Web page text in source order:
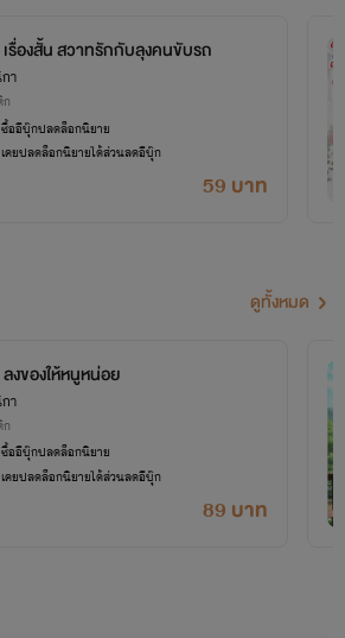
เรื่องสั้น สวาทรักกับลุงคนขับรถ
า
ก
59 บาท
ซื้ออีบุ๊กปลดล็อกนิยาย
เคยปลดล็อกนิยายได้ส่วนลดอีบุ๊ก
ดูทั้งหมด
ลงของให้หนูหน่อย
า
ก
89 บาท
ซื้ออีบุ๊กปลดล็อกนิยาย
เคยปลดล็อกนิยายได้ส่วนลดอีบุ๊ก